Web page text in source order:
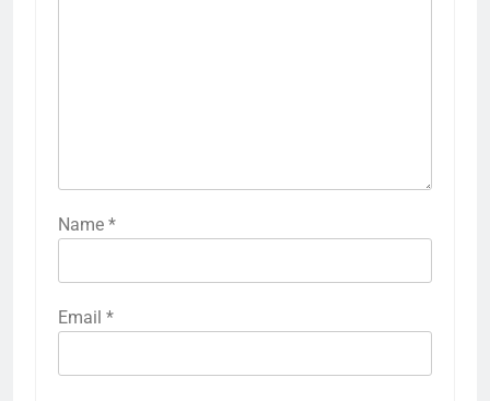
Name *
Email *